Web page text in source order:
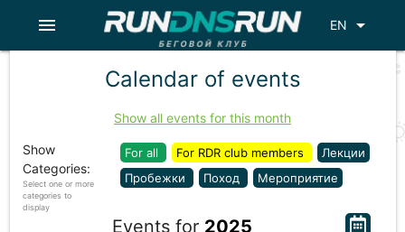
EN arrow_drop_down
menu
Calendar of events
Show all events for this month
Show
Categories:
Select one or more
categories to
display
For all For RDR club members
Лекции
Пробежки
Поход Мероприятие
Events for 2025